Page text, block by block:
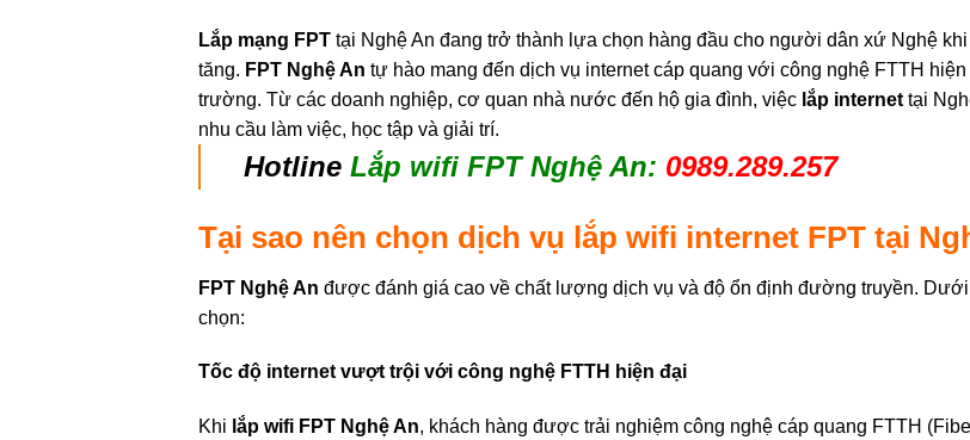
Lắp mạng FPT tại Nghệ An đang trở thành lựa chọn hàng đầu cho người dân xứ Nghệ
tăng. FPT Nghệ An tự hào mang đến dịch vụ internet cáp quang với công nghệ FTTH
trường. Từ các doanh nghiệp, cơ quan nhà nước đến hộ gia đình, việc lắp internettại
nhu cầu làm việc, học tập và giải trí.
Hotline Lắp wifi FPT Nghệ An: 0989.289.257
Tại sao nên chọn dịch vụ lắp wifi internet FPT tại
FPT Nghệ An được đánh giá cao về chất lượng dịch vụ và độ ổn định đường truyền.
chọn:
Tốc độ internet vượt trội với công nghệ FTTH hiện đại
Khi lắp wifi FPT Nghệ An, khách hàng được trải nghiệm công nghệ cáp quang FTTH